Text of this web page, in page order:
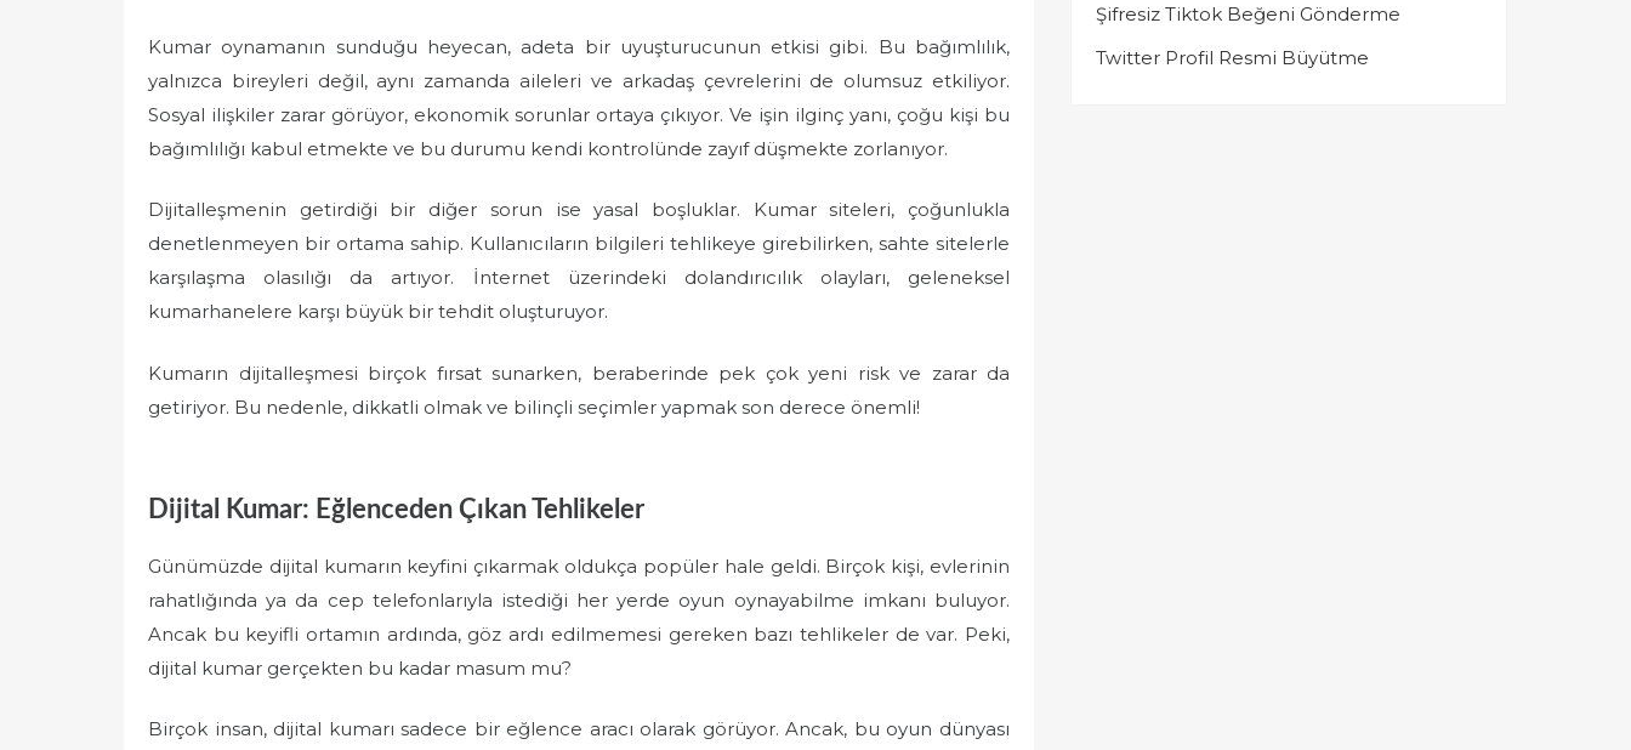
Kumar oynamanın sunduğu heyecan, adeta bir uyuşturucunun etkisi gibi. Bu bağımlılık,
yalnızca bireyleri değil, aynı zamanda aileleri ve arkadaş çevrelerini de olumsuz etkiliyor.
Sosyal ilişkiler zarar görüyor, ekonomik sorunlar ortaya çıkıyor. Ve işin ilginç yanı, çoğu kişi bu
bağımlılığı kabul etmekte ve bu durumu kendi kontrolünde zayıf düşmekte zorlanıyor.
Dijitalleşmenin getirdiği bir diğer sorun ise yasal boşluklar. Kumar siteleri, çoğunlukla
denetlenmeyen bir ortama sahip. Kullanıcıların bilgileri tehlikeye girebilirken, sahte sitelerle
karşılaşma olasılığı da artıyor. İnternet üzerindeki dolandırıcılık olayları, geleneksel
kumarhanelere karşı büyük bir tehdit oluşturuyor.
Kumarın dijitalleşmesi birçok fırsat sunarken, beraberinde pek çok yeni risk ve zarar da
getiriyor. Bu nedenle, dikkatli olmak ve bilinçli seçimler yapmak son derece önemli!
Dijital Kumar: Eğlenceden Çıkan Tehlikeler
Günümüzde dijital kumarın keyfini çıkarmak oldukça popüler hale geldi. Birçok kişi, evlerinin
rahatlığında ya da cep telefonlarıyla istediği her yerde oyun oynayabilme imkanı buluyor.
Ancak bu keyifli ortamın ardında, göz ardı edilmemesi gereken bazı tehlikeler de var. Peki,
dijital kumar gerçekten bu kadar masum mu?
Birçok insan, dijital kumarı sadece bir eğlence aracı olarak görüyor. Ancak, bu oyun dünyası
Şifresiz Tiktok Beğeni Gönderme
Twitter Profil Resmi Büyütme